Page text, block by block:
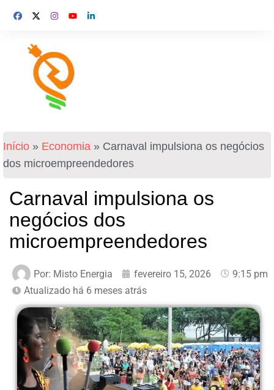
Início » Economia » Carnaval impulsiona os negócios
dos microempreendedores
Carnaval impulsiona os
negócios dos
microempreendedores
Por: Misto Energia fevereiro 15, 2026
9:15 pm
Atualizado há 6 meses atrás